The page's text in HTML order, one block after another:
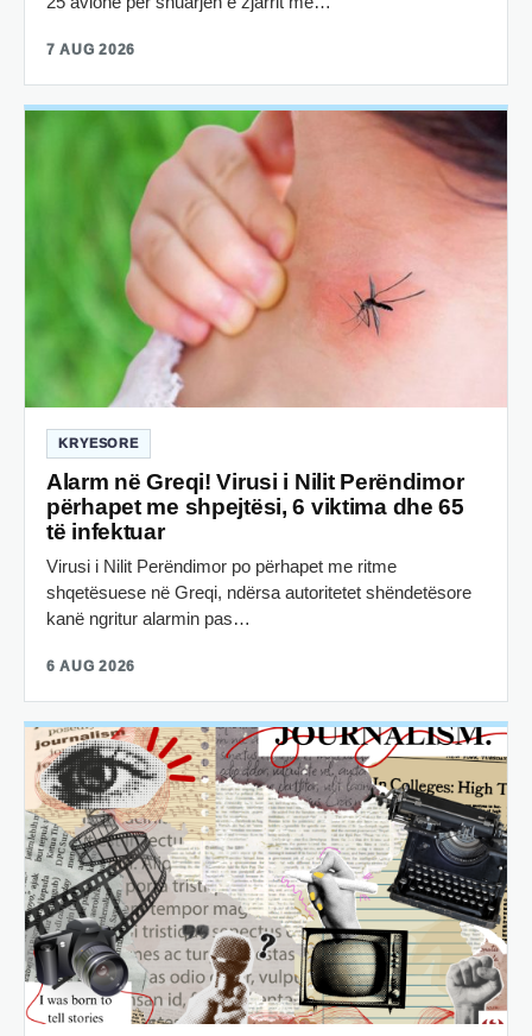
7 AUG 2026
KRYESORE
Alarm në Greqi! Virusi i Nilit Perëndimor
përhapet me shpejtësi, 6 viktima dhe 65
të infektuar
Virusi i Nilit Perëndimor po përhapet me ritme
shqetësuese në Greqi, ndërsa autoritetet shëndetësore
kanë ngritur alarmin pas…
6 AUG 2026